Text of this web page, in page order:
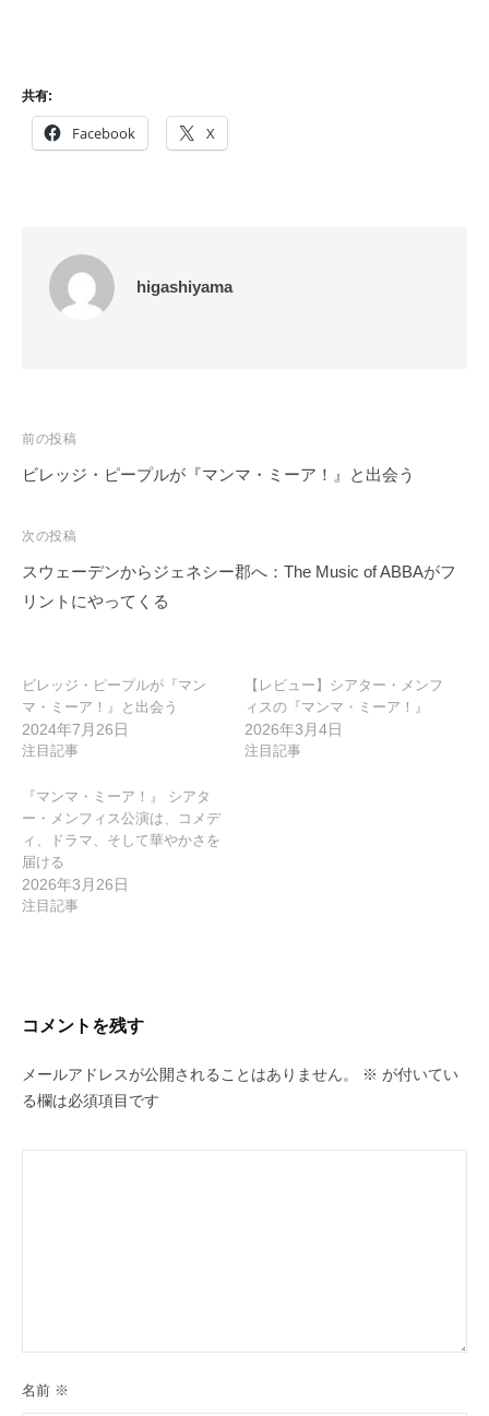
共有:
Facebook X
higashiyama
投
稿
ビ
ゲ
ー
ン
前の投稿
ビレッジ・ピープルが『マンマ・ミーア！』と出会う
次の投稿
スウェーデンからジェネシー郡へ：The Music of ABBAがフ
リントにやってくる
ビレッジ・ピープルが『マン
マ・ミーア！』と出会う
2024年7月26日
注目記事
【レビュー】シアター・メンフ
ィスの『マンマ・ミーア！』
2026年3月4日
注目記事
『マンマ・ミーア！』 シアタ
ー・メンフィス公演は、コメデ
ィ、ドラマ、そして華やかさを
届ける
2026年3月26日
注目記事
コメントを残す
メールアドレスが公開されることはありません。 ※ が付いてい
る欄は必須項目です
名前 ※